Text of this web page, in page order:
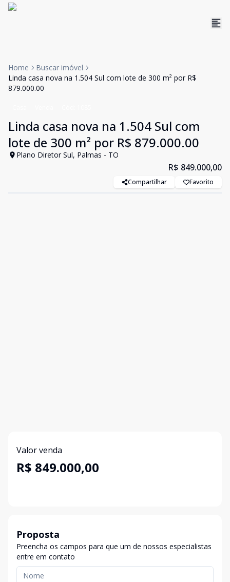
Home
Buscar imóvel
Linda casa nova na 1.504 Sul com lote de 300 m² por R$
879.000.00
Linda casa nova na 1.504 Sul com
lote de 300 m² por R$ 879.000.00
Plano Diretor Sul, Palmas - TO
R$ 849.000,00
Compartilhar Favorito
Valor venda
R$ 849.000,00
Proposta
Preencha os campos para que um de nossos especialistas
entre em contato